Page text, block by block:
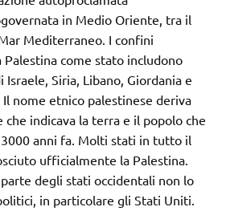
in Medio Oriente, tra il
Mediterraneo. I confini
come stato includono
Siria, Libano, Giordania e
nome etnico palestinese deriva
indicava la terra e il popolo che
anni fa. Molti stati in tutto il
ufficialmente la Palestina.
degli stati occidentali non lo
in particolare gli Stati Uniti.